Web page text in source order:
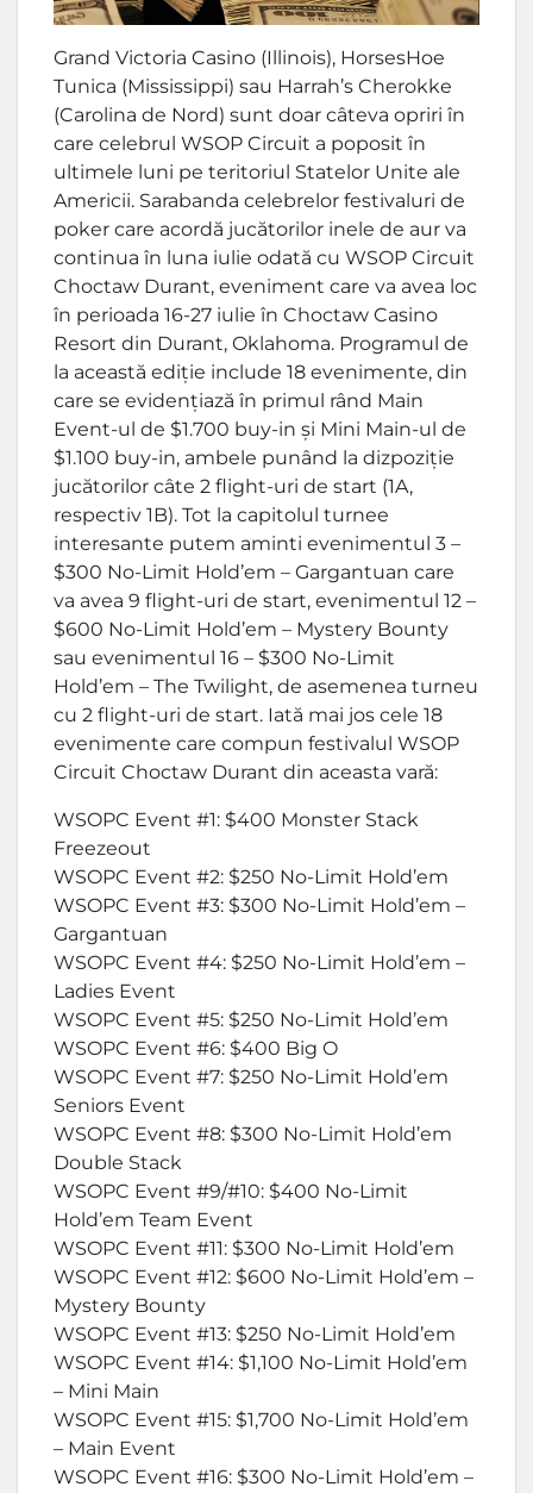
Grand Victoria Casino (Illinois), HorsesHoe
Tunica (Mississippi) sau Harrah’s Cherokke
(Carolina de Nord) sunt doar câteva opriri în
care celebrul WSOP Circuit a poposit în
ultimele luni pe teritoriul Statelor Unite ale
Americii. Sarabanda celebrelor festivaluri de
poker care acordă jucătorilor inele de aur va
continua în luna iulie odată cu WSOP Circuit
Choctaw Durant, eveniment care va avea loc
în perioada 16-27 iulie în Choctaw Casino
Resort din Durant, Oklahoma. Programul de
la această ediție include 18 evenimente, din
care se evidențiază în primul rând Main
Event-ul de $1.700 buy-in și Mini Main-ul de
$1.100 buy-in, ambele punând la dizpoziție
jucătorilor câte 2 flight-uri de start (1A,
respectiv 1B). Tot la capitolul turnee
interesante putem aminti evenimentul 3 –
$300 No-Limit Hold’em – Gargantuan care
va avea 9 flight-uri de start, evenimentul 12 –
$600 No-Limit Hold’em – Mystery Bounty
sau evenimentul 16 – $300 No-Limit
Hold’em – The Twilight, de asemenea turneu
cu 2 flight-uri de start. Iată mai jos cele 18
evenimente care compun festivalul WSOP
Circuit Choctaw Durant din aceasta vară:
WSOPC Event #1: $400 Monster Stack
Freezeout
WSOPC Event #2: $250 No-Limit Hold’em
WSOPC Event #3: $300 No-Limit Hold’em –
Gargantuan
WSOPC Event #4: $250 No-Limit Hold’em –
Ladies Event
WSOPC Event #5: $250 No-Limit Hold’em
WSOPC Event #6: $400 Big O
WSOPC Event #7: $250 No-Limit Hold’em
Seniors Event
WSOPC Event #8: $300 No-Limit Hold’em
Double Stack
WSOPC Event #9/#10: $400 No-Limit
Hold’em Team Event
WSOPC Event #11: $300 No-Limit Hold’em
WSOPC Event #12: $600 No-Limit Hold’em –
Mystery Bounty
WSOPC Event #13: $250 No-Limit Hold’em
WSOPC Event #14: $1,100 No-Limit Hold’em
– Mini Main
WSOPC Event #15: $1,700 No-Limit Hold’em
– Main Event
WSOPC Event #16: $300 No-Limit Hold’em –